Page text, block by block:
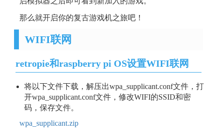
那么就开启你的复古游戏机之旅吧！
WIFI联网
retropie和raspberry pi OS设置WIFI联网
将以下文件下载，解压出wpa_supplicant.conf文件，打
开wpa_supplicant.conf文件，修改WIFI的SSID和密
码，保存文件。
wpa_supplicant.zip